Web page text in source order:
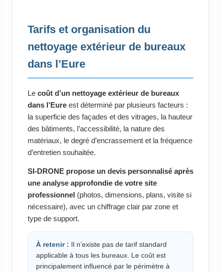
Tarifs et organisation du
nettoyage extérieur de bureaux
dans l’Eure
Le coût d’un nettoyage extérieur de bureaux
dans l’Eureest déterminé par plusieurs facteurs :
la superficie des façades et des vitrages, la hauteur
des bâtiments, l’accessibilité, la nature des
matériaux, le degré d’encrassement et la fréquence
d’entretien souhaitée.
SI-DRONE propose un devis personnalisé après
une analyse approfondie de votre site
professionnel (photos, dimensions, plans, visite si
nécessaire), avec un chiffrage clair par zone et
type de support.
À retenir : Il n’existe pas de tarif standard
applicable à tous les bureaux. Le coût est
principalement influencé par le périmètre à